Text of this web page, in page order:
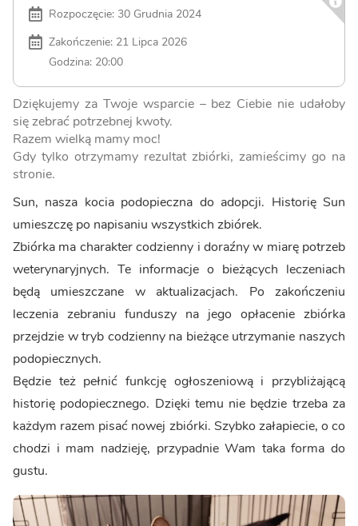
Rozpoczęcie: 30 Grudnia 2024
Zakończenie: 21 Lipca 2026
Godzina: 20:00
Dziękujemy za Twoje wsparcie – bez Ciebie nie udałoby
się zebrać potrzebnej kwoty.
Razem wielką mamy moc!
Gdy tylko otrzymamy rezultat zbiórki, zamieścimy go na
stronie.
Sun, nasza kocia podopieczna do adopcji. Historię Sun
umieszczę po napisaniu wszystkich zbiórek.
Zbiórka ma charakter codzienny i doraźny w miarę potrzeb
weterynaryjnych. Te informacje o bieżących leczeniach
będą umieszczane w aktualizacjach. Po zakończeniu
leczenia zebraniu funduszy na jego opłacenie zbiórka
przejdzie w tryb codzienny na bieżące utrzymanie naszych
podopiecznych.
Będzie też pełnić funkcję ogłoszeniową i przybliżającą
historię podopiecznego. Dzięki temu nie będzie trzeba za
każdym razem pisać nowej zbiórki. Szybko załapiecie, o co
chodzi i mam nadzieję, przypadnie Wam taka forma do
gustu.